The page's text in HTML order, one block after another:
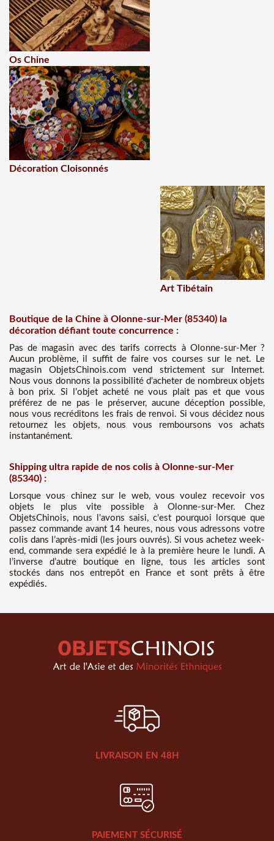
Os Chine
Décoration Cloisonnés
Art Tibétain
Boutique de la Chine à Olonne-sur-Mer (85340) la
décoration défiant toute concurrence :
Pas de magasin avec des tarifs corrects à Olonne-sur-Mer ?
Aucun problème, il suffit de faire vos courses sur le net. Le
magasin ObjetsChinois.com vend strictement sur Internet.
Nous vous donnons la possibilité d’acheter de nombreux objets
à bon prix. Si l’objet acheté ne vous plait pas et que vous
préférez de ne pas le préserver, aucune déception possible,
nous vous recréditons les frais de renvoi. Si vous décidez nous
retournez les objets, nous vous remboursons vos achats
instantanément.
Shipping ultra rapide de nos colis à Olonne-sur-Mer
(85340) :
Lorsque vous chinez sur le web, vous voulez recevoir vos
objets le plus vite possible à Olonne-sur-Mer. Chez
ObjetsChinois, nous l'avons saisi, c'est pourquoi lorsque que
passez commande avant 14 heures, nous vous adressons votre
colis dans l’après-midi (les jours ouvrés). Si vous achetez week-
end, commande sera expédié le à la première heure le lundi. A
l’inverse d’autre boutique en ligne, tous les articles sont
stockés dans nos entrepôt en France et sont prêts à être
expédiés.
LIVRAISON EN 48H
PAIEMENT SÉCURISÉ